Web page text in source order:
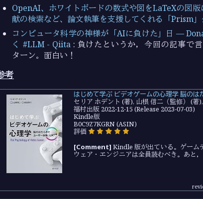
OpenAI、ホワイトボードの数式や図をLaTeXの図
献の検索など、論文執筆を支援してくれる「Prism
コンピュータ科学の神様が「AIに負けた」日 —
く #LLM - Qiita : 負けたというか，今回の記事で
ターン。面白い！
考
はじめて学ぶ ビデオゲームの心理学 脳のは
セリア ホデント (著), 山根 信二（監修） (著
福村出版 2022-12-15 (Release 2023-07-03)
Kindle版
B0C9Z7KGRN (ASIN)
評価
[Comment] Kindle 版が出ている。ゲーム
ウェア・エンジニアは全員読むべき。あと